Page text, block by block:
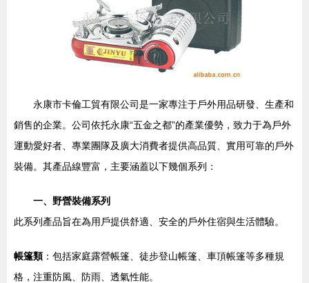
永康市卡倫工貿有限公司是一家專注于戶外用品研發、生產和
銷售的企業。公司依托永康“五金之都”的產業優勢，致力于為戶外
運動愛好者、專業團隊及廣大消費者提供高品質、實用可靠的戶外
裝備。其產品線豐富，主要涵蓋以下幾個系列：
一、野營裝備系列
此系列產品旨在為用戶提供舒適、安全的戶外住宿與生活體驗。
帳篷類 ：包括家庭露營帳篷、徒步登山帳篷、車頂帳篷等多種規
格，注重防風、防雨、透氣性能。